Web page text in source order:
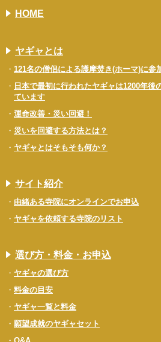
HOME
ヤギャとは
121名の僧侶による護摩焚き(ホーマ)に参
日本で最初に行われたヤギャは1200年後
ています
運命改善・災い回避！
災いを回避する方法とは？
ヤギャとはそもそも何か？
サイト紹介
由緒ある寺院にオンラインでお申込
ヤギャを依頼する寺院のリスト
選び方・料金・お申込
ヤギャの選び方
料金の目安
ヤギャ一覧と料金
願望成就のヤギャセット